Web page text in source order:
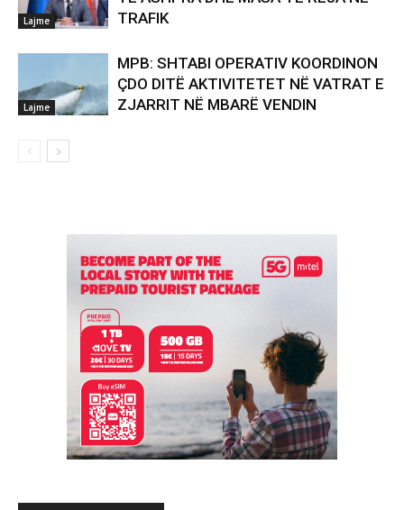
Lajme
TRAFIK
Lajme
MPB: SHTABI OPERATIV KOORDINON
ÇDO DITË AKTIVITETET NË VATRAT E
ZJARRIT NË MBARË VENDIN